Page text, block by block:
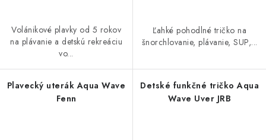
Volánikové plavky od 5 rokov
na plávanie a detskú rekreáciu
vo...
Ľahké pohodlné tričko na
šnorchlovanie, plávanie, SUP,...
Plavecký uterák Aqua Wave
Fenn
Detské funkčné tričko Aqua
Wave Uver JRB